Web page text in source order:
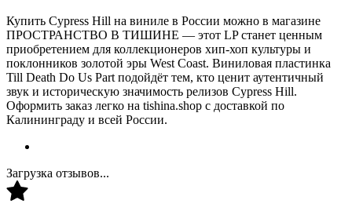
Купить Cypress Hill на виниле в России можно в магазине
ПРОСТРАНСТВО В ТИШИНЕ — этот LP станет ценным
приобретением для коллекционеров хип-хоп культуры и
поклонников золотой эры West Coast. Виниловая пластинка
Till Death Do Us Part подойдёт тем, кто ценит аутентичный
звук и историческую значимость релизов Cypress Hill.
Оформить заказ легко на tishina.shop с доставкой по
Калининграду и всей России.
Загрузка отзывов...